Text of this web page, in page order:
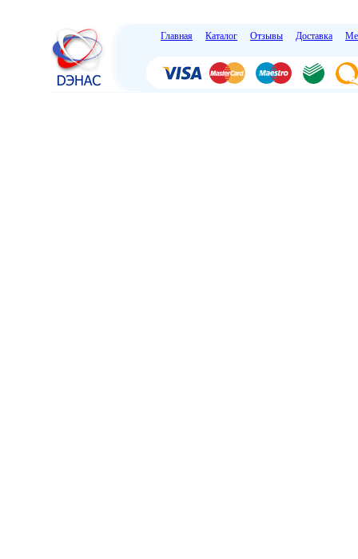
Главная Каталог Отзывы Доставка